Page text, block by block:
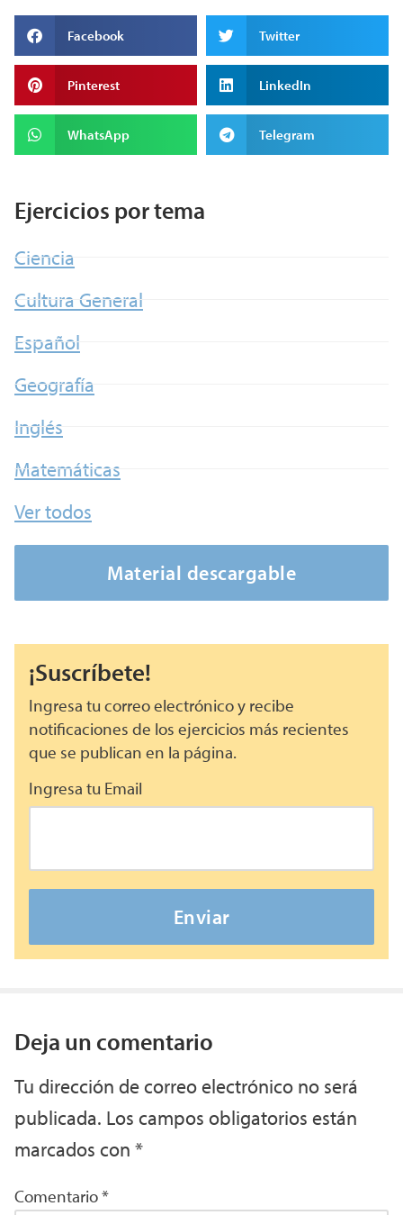
Facebook Twitter
Pinterest LinkedIn
WhatsApp Telegram
Ejercicios por tema
Ciencia
Cultura General
Español
Geografía
Inglés
Matemáticas
Ver todos
Material descargable
¡Suscríbete!
Ingresa tu correo electrónico y recibe
notificaciones de los ejercicios más recientes
que se publican en la página.
Ingresa tu Email
Enviar
Deja un comentario
Tu dirección de correo electrónico no será
publicada. Los campos obligatorios están
marcados con *
Comentario*